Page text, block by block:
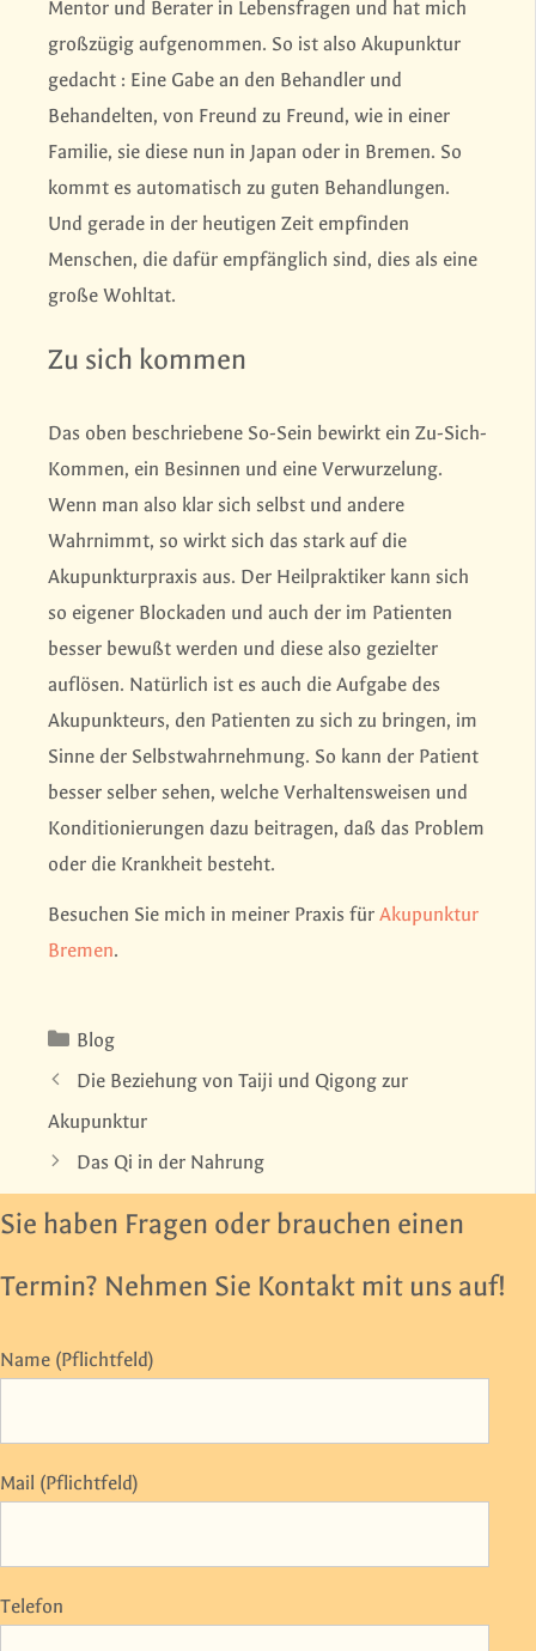
Mentor und Berater in Lebensfragen und hat mich
großzügig aufgenommen. So ist also Akupunktur
gedacht : Eine Gabe an den Behandler und
Behandelten, von Freund zu Freund, wie in einer
Familie, sie diese nun in Japan oder in Bremen. So
kommt es automatisch zu guten Behandlungen.
Und gerade in der heutigen Zeit empfinden
Menschen, die dafür empfänglich sind, dies als eine
große Wohltat.
Zu sich kommen
Das oben beschriebene So-Sein bewirkt ein Zu-Sich-
Kommen, ein Besinnen und eine Verwurzelung.
Wenn man also klar sich selbst und andere
Wahrnimmt, so wirkt sich das stark auf die
Akupunkturpraxis aus. Der Heilpraktiker kann sich
so eigener Blockaden und auch der im Patienten
besser bewußt werden und diese also gezielter
auflösen. Natürlich ist es auch die Aufgabe des
Akupunkteurs, den Patienten zu sich zu bringen, im
Sinne der Selbstwahrnehmung. So kann der Patient
besser selber sehen, welche Verhaltensweisen und
Konditionierungen dazu beitragen, daß das Problem
oder die Krankheit besteht.
Besuchen Sie mich in meiner Praxis für Akupunktur
Bremen.
Kategorien
Blog
Die Beziehung von Taiji und Qigong zur
Akupunktur
Das Qi in der Nahrung
Sie haben Fragen oder brauchen einen
Termin? Nehmen Sie Kontakt mit uns auf!
Name (Pflichtfeld)
Mail (Pflichtfeld)
Telefon